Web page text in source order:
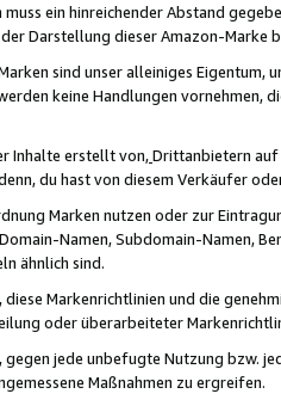
ein hinreichender Abstand
Darstellung dieser Amazon-Marke
sind unser alleiniges
keine Handlungen vornehmen,
Inhalte erstellt von,Drittanbietern auf
du hast von diesem Verkäufer
Marken nutzen oder zur
Namen, Subdomain-Namen,
ähnlich sind.
diese Markenrichtlinien und die
oder überarbeiteter
gegen jede unbefugte Nutzung bzw.
Maßnahmen zu ergreifen.